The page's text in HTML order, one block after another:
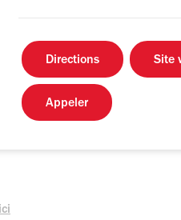
Directions Site
Appeler